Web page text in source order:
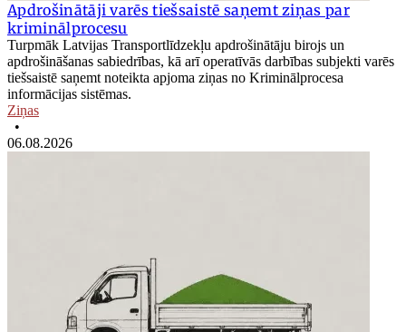
Apdrošinātāji varēs tiešsaistē saņemt ziņas par
kriminālprocesu
Turpmāk Latvijas Transportlīdzekļu apdrošinātāju birojs un
apdrošināšanas sabiedrības, kā arī operatīvās darbības subjekti varēs
tiešsaistē saņemt noteikta apjoma ziņas no Kriminālprocesa
informācijas sistēmas.
Ziņas
•
06.08.2026